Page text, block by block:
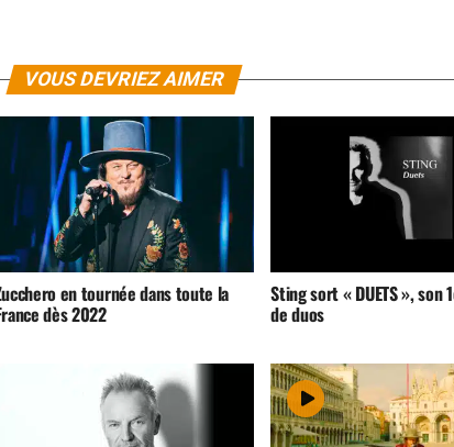
VOUS DEVRIEZ AIMER
en tournée dans toute la
dès 2022
Sting sort « DUETS », son
de duos